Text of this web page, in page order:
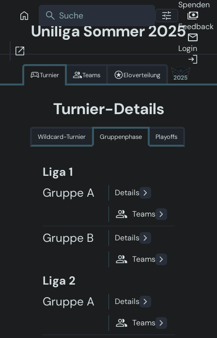
Uniliga Sommer 2025
Spenden
Feedback
Login
Turnier Teams Eloverteilung 2025
Turnier-Details
Wildcard-Turnier Gruppenphase Playoffs
Liga 1
Gruppe A
Details
Teams
Gruppe B Details
Teams
Liga 2
Gruppe A
Details
Teams